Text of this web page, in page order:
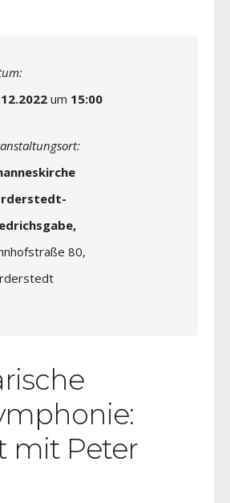
um 15:00
80,
mit Peter